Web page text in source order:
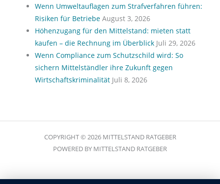
Wenn Umweltauflagen zum Strafverfahren führen:
Risiken für Betriebe August 3, 2026
Höhenzugang für den Mittelstand: mieten statt
kaufen – die Rechnung im Überblick Juli 29, 2026
Wenn Compliance zum Schutzschild wird: So
sichern Mittelständler ihre Zukunft gegen
Wirtschaftskriminalität Juli 8, 2026
COPYRIGHT © 2026 MITTELSTAND RATGEBER
POWERED BY MITTELSTAND RATGEBER